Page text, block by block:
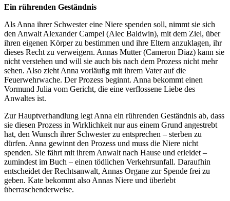
Ein rührenden Geständnis
Als Anna ihrer Schwester eine Niere spenden soll, nimmt sie sich
den Anwalt Alexander Campel (Alec Baldwin), mit dem Ziel, über
ihren eigenen Körper zu bestimmen und ihre Eltern anzuklagen, ihr
dieses Recht zu verweigern. Annas Mutter (Cameron Diaz) kann sie
nicht verstehen und will sie auch bis nach dem Prozess nicht mehr
sehen. Also zieht Anna vorläufig mit ihrem Vater auf die
Feuerwehrwache. Der Prozess beginnt. Anna bekommt einen
Vormund Julia vom Gericht, die eine verflossene Liebe des
Anwaltes ist.
Zur Hauptverhandlung legt Anna ein rührenden Geständnis ab, dass
sie diesen Prozess in Wirklichkeit nur aus einem Grund angestrebt
hat, den Wunsch ihrer Schwester zu entsprechen – sterben zu
dürfen. Anna gewinnt den Prozess und muss die Niere nicht
spenden. Sie fährt mit ihrem Anwalt nach Hause und erleidet –
zumindest im Buch – einen tödlichen Verkehrsunfall. Daraufhin
entscheidet der Rechtsanwalt, Annas Organe zur Spende frei zu
geben. Kate bekommt also Annas Niere und überlebt
überraschenderweise.